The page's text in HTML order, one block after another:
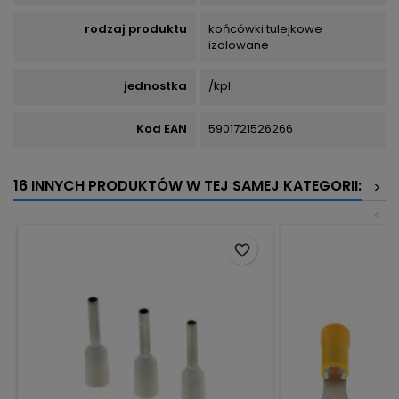
rodzaj produktu
końcówki tulejkowe
izolowane
jednostka /kpl.
Kod EAN 5901721526266
16 INNYCH PRODUKTÓW W TEJ SAMEJ KATEGORII:
>
<
favorite_border